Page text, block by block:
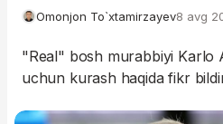
Omonjon To`xtamirzayev8 avg
"Real" bosh murabbiyi Karlo
uchun kurash haqida fikr